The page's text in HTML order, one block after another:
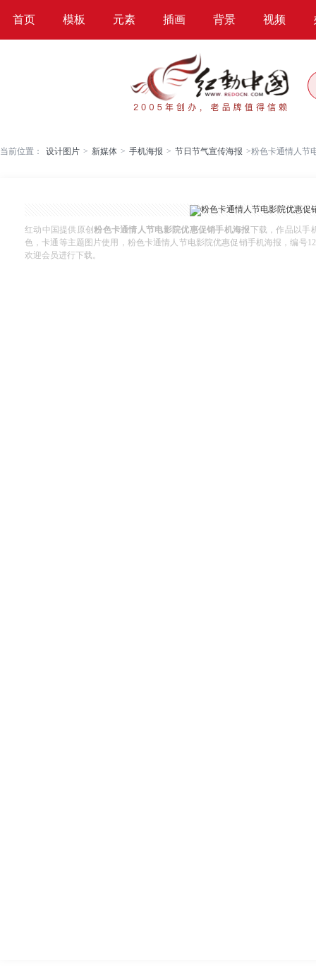
首页 模板 元素 插画 背景 视频
当前位置： 设计图片 > 新媒体 > 手机海报 > 节日节气宣传海报 >粉色卡通情人节
红动中国提供原创粉色卡通情人节电影院优惠促销手机海报下载，作品以手
色，卡通等主题图片使用，粉色卡通情人节电影院优惠促销手机海报，编号
欢迎会员进行下载。